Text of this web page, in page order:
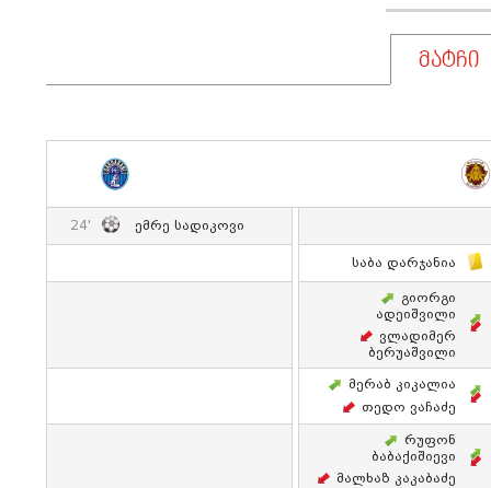
მატჩი
24' Ემრე Სადიკოვი
Საბა Დარჯანია
Გიორგი
Ადეიშვილი
Ვლადიმერ
Ბერუაშვილი
Მერაბ Კიკალია
Თედო Ვაჩაძე
Რუფონ
Ბაბაქიშიევი
Მალხაზ Კაკაბაძე